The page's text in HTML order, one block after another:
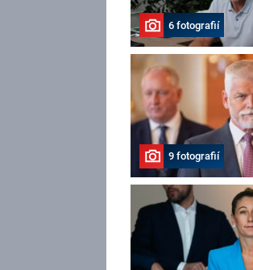
6 fotografií
9 fotografií